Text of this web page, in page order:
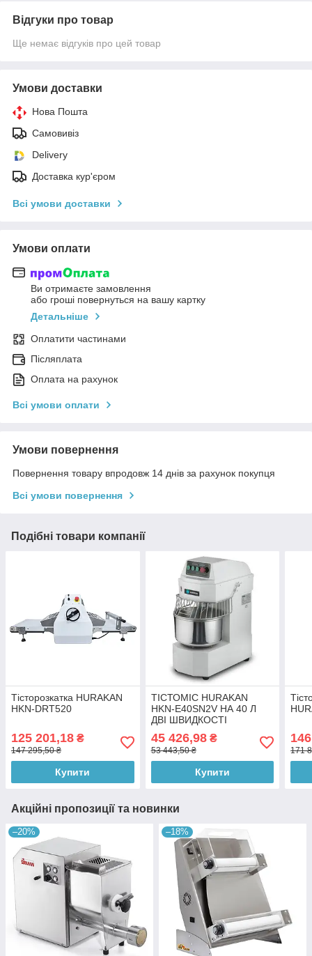
Відгуки про товар
Ще немає відгуків про цей товар
Умови доставки
Нова Пошта
Самовивіз
Delivery
Доставка кур'єром
Всі умови доставки
Умови оплати
Ви отримаєте замовлення
або гроші повернуться на вашу картку
Детальніше
Оплатити частинами
Післяплата
Оплата на рахунок
Всі умови оплати
Умови повернення
Повернення товару впродовж 14 днів за рахунок покупця
Всі умови повернення
Подібні товари компанії
Тісторозкатка HURAKAN
HKN-DRT520
125 201,18 ₴
147 295,50 ₴
Купити
ТІСТОМІС HURAKAN
HKN-E40SN2V НА 40 Л
ДВІ ШВИДКОСТІ
45 426,98₴
53 443,50 ₴
Купити
171
Акційні пропозиції та новинки
–20% –18%